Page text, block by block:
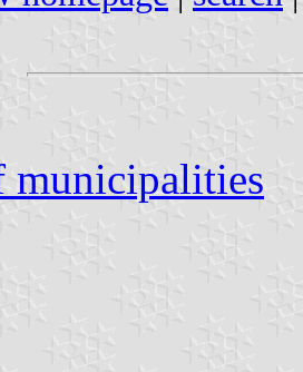
municipalities